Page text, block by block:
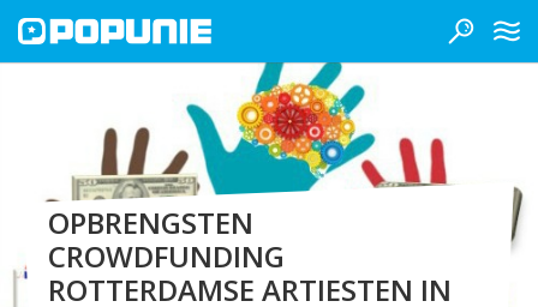
OPBRENGSTEN
CROWDFUNDING
ROTTERDAMSE ARTIESTEN IN